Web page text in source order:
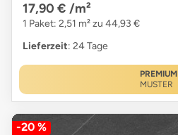
17,90 € /m²
1 Paket: 2,51 m² zu 44,93 €
Lieferzeit: 24 Tage
PREMIUM
MUSTER
-20 %